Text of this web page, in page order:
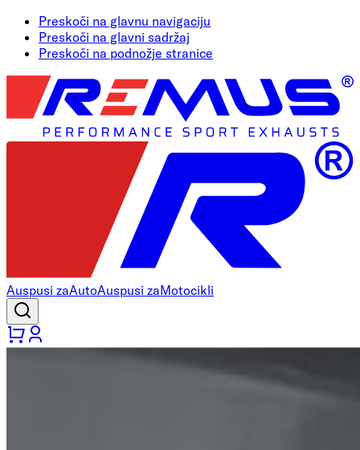
Preskoči na glavnu navigaciju
Preskoči na glavni sadržaj
Preskoči na podnožje stranice
Auspusi zaAutoAuspusi zaMotocikli